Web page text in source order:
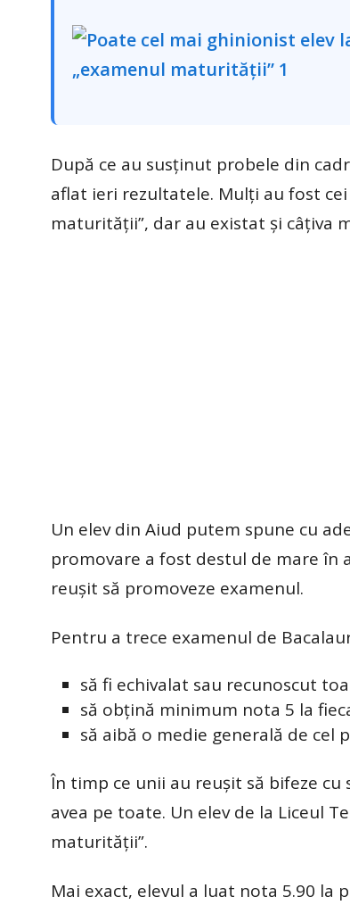
După ce au susținut probele din
aflat ieri rezultatele. Mulți au fost
maturității”, dar au existat și câțiva
Un elev din Aiud putem spune cu
promovare a fost destul de mare în
reușit să promoveze examenul.
Pentru a trece examenul de
să fi echivalat sau recunoscut
să obțină minimum nota 5 la
să aibă o medie generală de cel
În timp ce unii au reușit să bifeze
avea pe toate. Un elev de la Liceul
maturității”.
Mai exact, elevul a luat nota 5.90 la